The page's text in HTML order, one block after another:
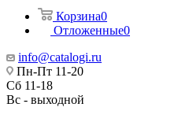
Корзина0
Отложенные0
info@catalogi.ru
Пн-Пт 11-20
Сб 11-18
Вс - выходной